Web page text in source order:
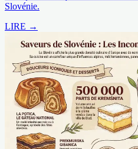
Slovénie.
LIRE →